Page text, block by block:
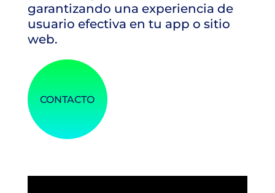
garantizando una experiencia de
usuario efectiva en tu app o sitio
web.
CONTACTO